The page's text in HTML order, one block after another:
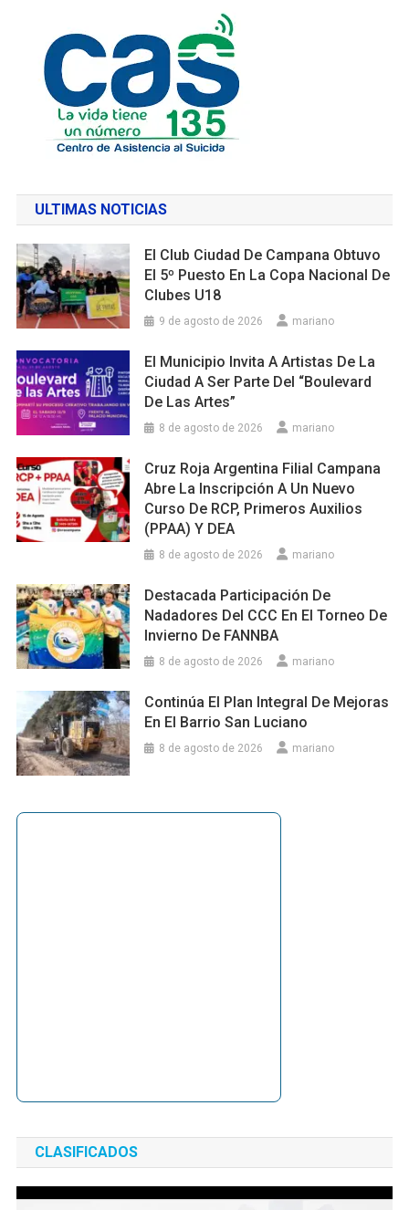
ULTIMAS NOTICIAS
El Club Ciudad De Campana Obtuvo
El 5º Puesto En La Copa Nacional De
Clubes U18
9 de agosto de 2026 mariano
El Municipio Invita A Artistas De La
Ciudad A Ser Parte Del “Boulevard
De Las Artes”
8 de agosto de 2026 mariano
Cruz Roja Argentina Filial Campana
Abre La Inscripción A Un Nuevo
Curso De RCP, Primeros Auxilios
(PPAA) Y DEA
8 de agosto de 2026 mariano
Destacada Participación De
Nadadores Del CCC En El Torneo De
Invierno De FANNBA
8 de agosto de 2026 mariano
Continúa El Plan Integral De Mejoras
En El Barrio San Luciano
8 de agosto de 2026 mariano
CLASIFICADOS